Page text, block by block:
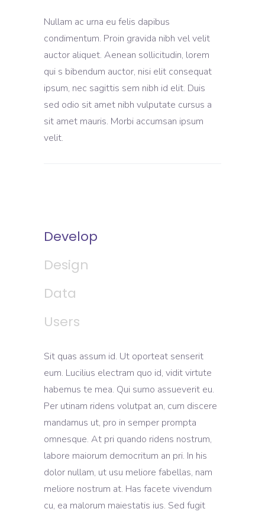
Nullam ac urna eu felis dapibus
condimentum. Proin gravida nibh vel velit
auctor aliquet. Aenean sollicitudin, lorem
qui s bibendum auctor, nisi elit consequat
ipsum, nec sagittis sem nibh id elit. Duis
sed odio sit amet nibh vulputate cursus a
sit amet mauris. Morbi accumsan ipsum
velit.
Develop
Design
Data
Users
Sit quas assum id. Ut oporteat senserit
eum. Lucilius electram quo id, vidit virtute
habemus te mea. Qui sumo assueverit eu.
Per utinam ridens volutpat an, cum discere
mandamus ut, pro in semper prompta
omnesque. At pri quando ridens nostrum,
labore maiorum democritum an pri. In his
dolor nullam, ut usu meliore fabellas, nam
meliore nostrum at. Has facete vivendum
cu, ea malorum maiestatis ius. Sed fugit